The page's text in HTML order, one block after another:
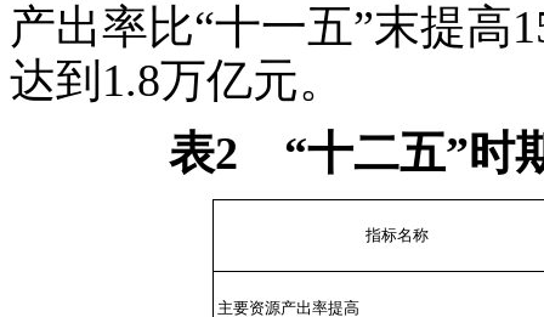
产出率比“十一五”末提高
达到1.8万亿元。
表2 “十二五”时
指标名称
主要资源产出率提高